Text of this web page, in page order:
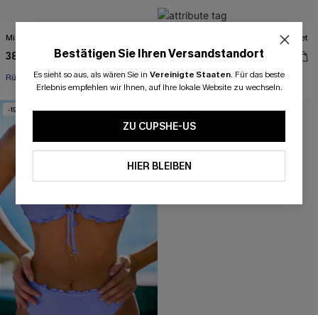
Mid-Waist Bikini-Set mit Animal-Print
38,00 €
47,00 €
Rüschen
Abstraktes Bügel-Brazilian-Bikini-Set
38,00 €47,00 €
Separate Größen
-19% -19%
Bestätigen Sie Ihren Versandstandort
Es sieht so aus, als wären Sie in Vereinigte Staaten. Für das beste
Erlebnis empfehlen wir Ihnen, auf Ihre lokale Website zu wechseln.
ZU CUPSHE-US
HIER BLEIBEN